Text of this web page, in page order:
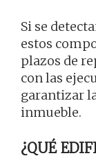
Si se
estos
plazos de
con las
garantizar
inmueble.
¿QUÉ